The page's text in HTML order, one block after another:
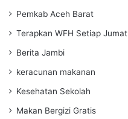
Pemkab Aceh Barat
Terapkan WFH Setiap Jumat
Berita Jambi
keracunan makanan
Kesehatan Sekolah
Makan Bergizi Gratis